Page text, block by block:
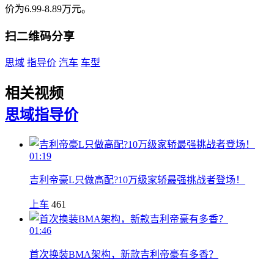
价为6.99-8.89万元。
扫二维码分享
思域 指导价 汽车 车型
相关视频
思域指导价
01:19
吉利帝豪L只做高配?10万级家轿最强挑战者登场！
上车 461
01:46
首次换装BMA架构，新款吉利帝豪有多香？